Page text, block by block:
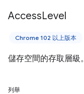
AccessLevel
Chrome 102 以上版本
儲存空間的存取層級。
列舉